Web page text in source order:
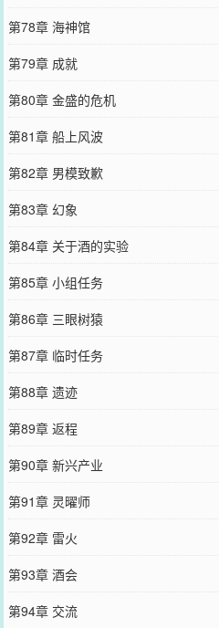
第78章 海神馆
第79章 成就
第80章 金盛的危机
第81章 船上风波
第82章 男模致歉
第83章 幻象
第84章 关于酒的实验
第85章 小组任务
第86章 三眼树猿
第87章 临时任务
第88章 遗迹
第89章 返程
第90章 新兴产业
第91章 灵曜师
第92章 雷火
第93章 酒会
第94章 交流